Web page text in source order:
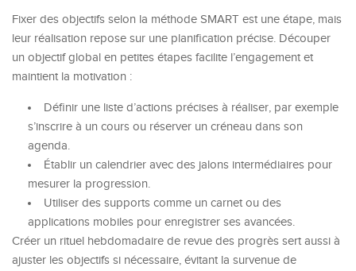
Fixer des objectifs selon la méthode SMART est une étape, mais
leur réalisation repose sur une planification précise. Découper
un objectif global en petites étapes facilite l’engagement et
maintient la motivation :
Définir une liste d’actions précises à réaliser, par exemple
s’inscrire à un cours ou réserver un créneau dans son
agenda.
Établir un calendrier avec des jalons intermédiaires pour
mesurer la progression.
Utiliser des supports comme un carnet ou des
applications mobiles pour enregistrer ses avancées.
Créer un rituel hebdomadaire de revue des progrès sert aussi à
ajuster les objectifs si nécessaire, évitant la survenue de